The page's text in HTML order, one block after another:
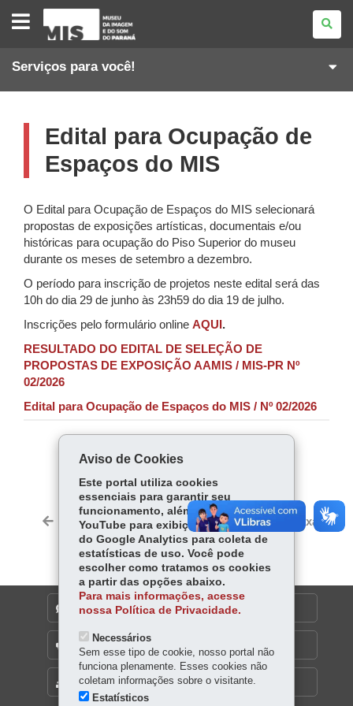
MUSEU
DA
IMAGEM
SOM
Serviços para você!
Edital para Ocupação de
Espaços do MIS
O Edital para Ocupação de Espaços do MIS selecionará
propostas de exposições artísticas, documentais e/ou
históricas para ocupação do Piso Superior do museu
durante os meses de setembro a dezembro.
O período para inscrição de projetos neste edital será das
10h do dia 29 de junho às 23h59 do dia 19 de julho.
Inscrições pelo formulário online AQUI .
RESULTADO DO EDITAL DE SELEÇÃO DE
PROPOSTAS DE EXPOSIÇÃO AAMIS / MIS-PR Nº
02/2026
Edital para Ocupação de Espaços do MIS / Nº 02/2026
COMPARTILHE:
Fa
ce
bo
ok
Tw
itt
er
ha
ts
Ap
p
Voltar Início Imprimir Baixar
MAPA DO SITE
DENUNCIE CORRUPÇÃO
OUVIDORIA
Aviso de Cookies
Este portal utiliza cookies
essenciais para garantir seu
funcionamento, além de cookies do
YouTube para exibição de vídeos e
do Google Analytics para coleta de
estatísticas de uso. Você pode
escolher como tratamos os cookies
a partir das opções abaixo.
Para mais informações, acesse
nossa Política de Privacidade.
Necessários
Sem esse tipo de cookie, nosso portal não
funciona plenamente. Esses cookies não
coletam informações sobre o visitante.
Estatísticos